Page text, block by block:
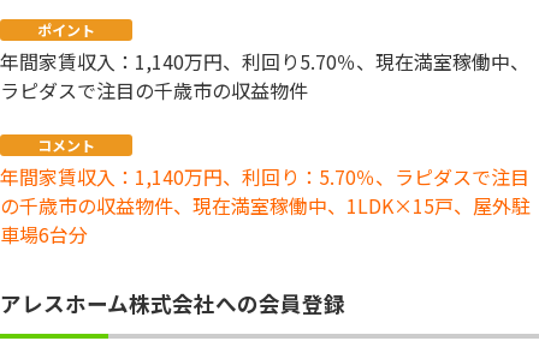
ポイント
年間家賃収入：1,140万円、利回り5.70％、現在満室稼働中、
ラピダスで注目の千歳市の収益物件
コメント
年間家賃収入：1,140万円、利回り：5.70％、ラピダスで注目
の千歳市の収益物件、現在満室稼働中、1LDK×15戸、屋外駐
車場6台分
アレスホーム株式会社への会員登録